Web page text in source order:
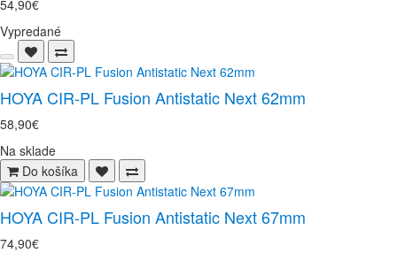
54,90€
Vypredané
HOYA CIR-PL Fusion Antistatic Next 62mm
58,90€
Na sklade
Do košíka
HOYA CIR-PL Fusion Antistatic Next 67mm
74,90€